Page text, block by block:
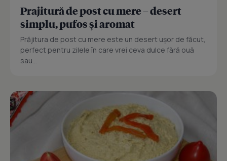
Prajitură de post cu mere – desert
simplu, pufos și aromat
Prăjitura de post cu mere este un desert ușor de făcut,
perfect pentru zilele în care vrei ceva dulce fără ouă
sau...